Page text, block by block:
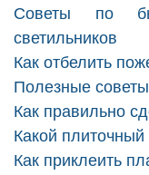
Советы по
светильников
Как отбелить
Полезные
Как правильно
Какой
Как приклеить